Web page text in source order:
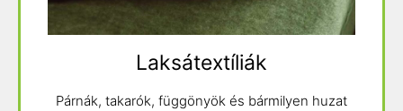
Laksátextíliák
Párnák, takarók, függönyök és bármilyen huzat